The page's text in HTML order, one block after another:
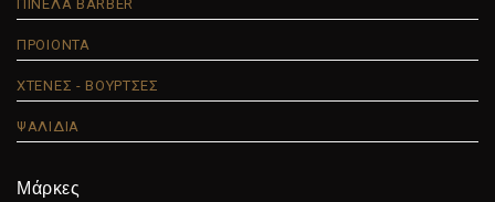
ΠΙΝΕΛΑ BARBER
ΠΡΟΙΟΝΤΑ
ΧΤΕΝΕΣ - ΒΟΥΡΤΣΕΣ
ΨΑΛΙΔΙΑ
Μάρκες